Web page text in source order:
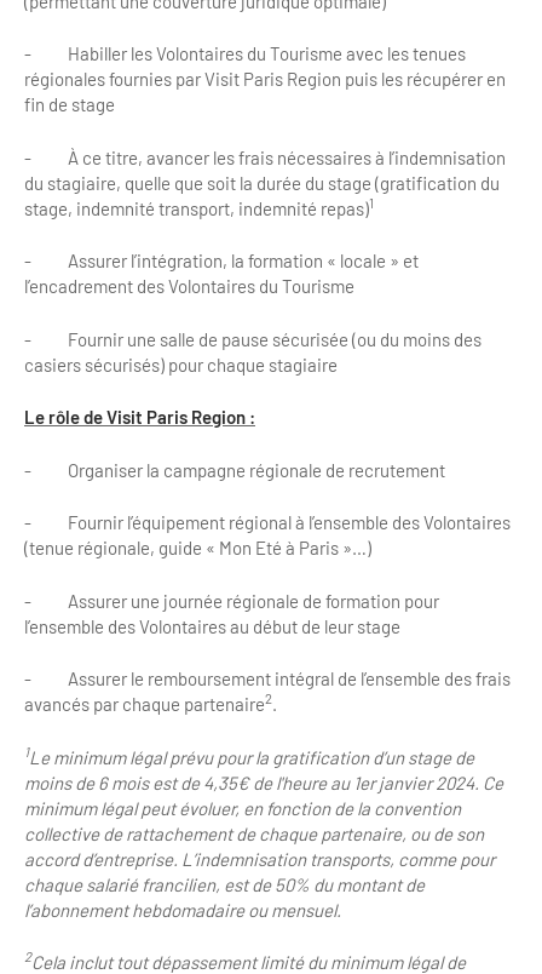
Améliorer l’expérience de vos visiteurs
Améliorer la qualité
Labels, Certifications et Normes
Accessibilité
Nos publics en situation de handicap
Comment se rendre accessible?
Le Label Villes et Villages Fleuris
L'organisation du label
L'organisation des visites
Remise des Prix
City Tours
Logistique
Agences Réceptives et évènementielles
Guides et interprètes
Autocaristes/Transporteurs/transféristes
Destination Groupes
Newsletter BtoB
Inscription à la newsletter
- Habiller les Volontaires du Tourisme avec les tenues
régionales fournies par Visit Paris Region puis les récupérer en
fin de stage
- À ce titre, avancer les frais nécessaires à l’indemnisation
du stagiaire, quelle que soit la durée du stage (gratification du
stage, indemnité transport, indemnité repas)1
- Assurer l’intégration, la formation « locale » et
l’encadrement des Volontaires du Tourisme
- Fournir une salle de pause sécurisée (ou du moins des
casiers sécurisés) pour chaque stagiaire
Le rôle de Visit Paris Region :
- Organiser la campagne régionale de recrutement
- Fournir l’équipement régional à l’ensemble des Volontaires
(tenue régionale, guide « Mon Eté à Paris »…)
- Assurer une journée régionale de formation pour
l’ensemble des Volontaires au début de leur stage
- Assurer le remboursement intégral de l’ensemble des frais
avancés par chaque partenaire2.
1Le minimum légal prévu pour la gratification d’un stage de
moins de 6 mois est de 4,35€ de l'heure au 1er janvier 2024. Ce
minimum légal peut évoluer, en fonction de la convention
collective de rattachement de chaque partenaire, ou de son
accord d’entreprise. L’indemnisation transports, comme pour
chaque salarié francilien, est de 50% du montant de
l’abonnement hebdomadaire ou mensuel.
2Cela inclut tout dépassement limité du minimum légal de